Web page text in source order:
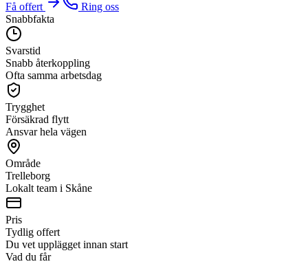
Få offert
Ring oss
Snabbfakta
Svarstid
Snabb återkoppling
Ofta samma arbetsdag
Trygghet
Försäkrad flytt
Ansvar hela vägen
Område
Trelleborg
Lokalt team i Skåne
Pris
Tydlig offert
Du vet upplägget innan start
Vad du får